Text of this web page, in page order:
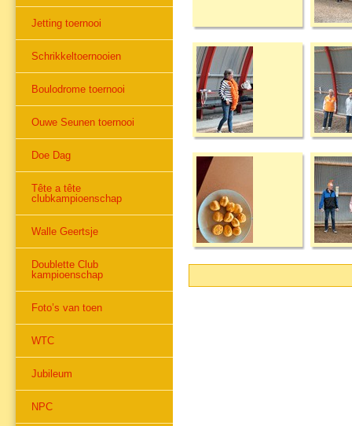
Jetting toernooi
Schrikkeltoernooien
Boulodrome toernooi
Ouwe Seunen toernooi
Doe Dag
Tête a tête
clubkampioenschap
Walle Geertsje
Doublette Club
kampioenschap
Foto’s van toen
WTC
Jubileum
NPC